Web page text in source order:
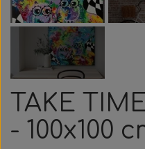
TAKE
- 100x100